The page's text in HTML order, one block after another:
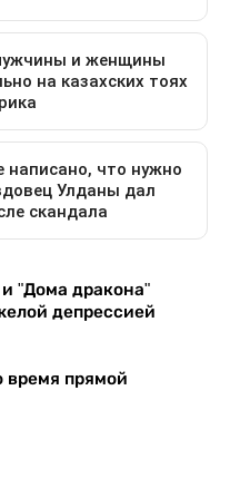
"Дома дракона"
депрессией
время прямой